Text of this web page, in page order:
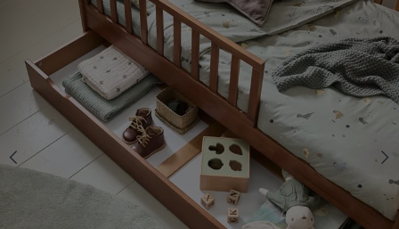
ENFANT | 70 X 140 CM | NOYER
dont éco-participation 0,56
AJOUTER AU PANIER
En stock